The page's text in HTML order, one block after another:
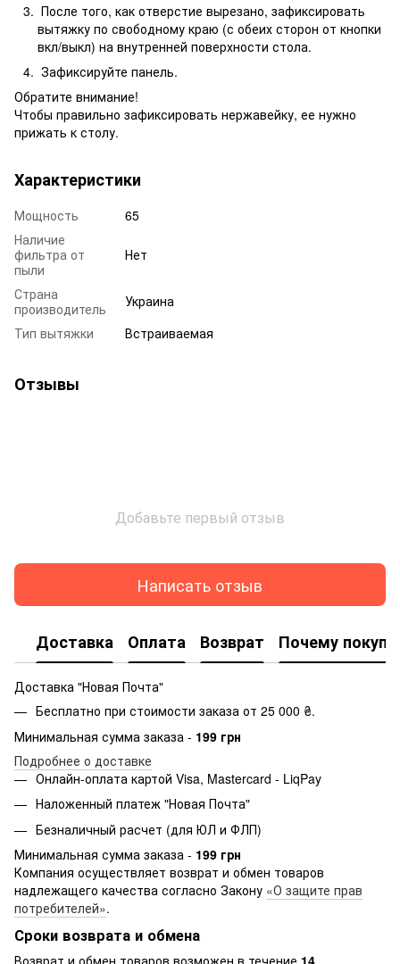
После того, как отверстие вырезано, зафиксировать
вытяжку по свободному краю (с обеих сторон от кнопки
вкл/выкл) на внутренней поверхности стола.
Зафиксируйте панель.
Обратите внимание!
Чтобы правильно зафиксировать нержавейку, ее нужно
прижать к столу.
Характеристики
Мощность
65
Наличие
фильтра от
пыли
Нет
Страна
производитель
Украина
Тип вытяжки
Встраиваемая
Отзывы
Добавьте первый отзыв
Написать отзыв
Доставка Оплата Возврат Почему
Доставка "Новая Почта"
Бесплатно при стоимости заказа от 25 000 ₴.
Минимальная сумма заказа - 199 грн
Подробнее о доставке
Онлайн-оплата картой Visa, Mastercard - LiqPay
Наложенный платеж "Новая Почта"
Безналичный расчет (для ЮЛ и ФЛП)
Минимальная сумма заказа - 199 грн
Компания осуществляет возврат и обмен товаров
надлежащего качества согласно Закону «О защите прав
потребителей».
Сроки возврата и обмена
Возврат и обмен товаров возможен в течение 14